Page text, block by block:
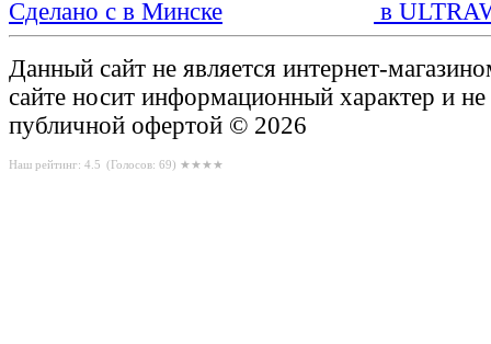
Сделано с в
Данный сайт не является интернет-
сайте носит информационный характер и не
публичной офертой © 2026
Наш рейтинг: 4.5 (Голосов: 69) ★★★★